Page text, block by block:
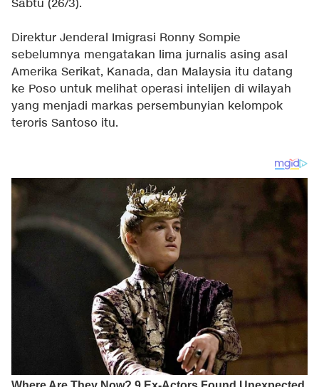
Sabtu (26/3).
Direktur Jenderal Imigrasi Ronny Sompie
sebelumnya mengatakan lima jurnalis asing asal
Amerika Serikat, Kanada, dan Malaysia itu datang
ke Poso untuk melihat operasi intelijen di wilayah
yang menjadi markas persembunyian kelompok
teroris Santoso itu.